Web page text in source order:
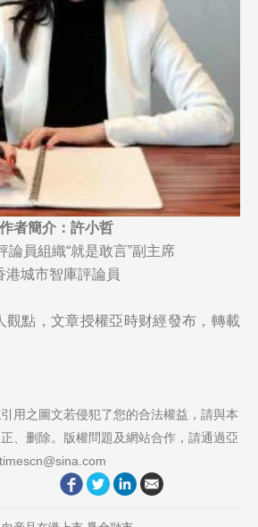
作者簡介：許小哲
論員組織“就是敢言”副主席
港城市智庫評論員
觀點，文章授權亞時财經發布，轉載
用之圖文若侵犯了您的合法權益，請與本
、删除。版權問題及網站合作，請通過亞